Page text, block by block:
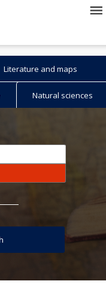
Literature and maps
Natural sciences